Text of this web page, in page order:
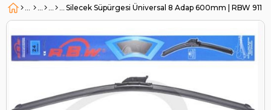
Silecek Süpürgesi Üniversal 8 Adap 600mm | RBW 91124